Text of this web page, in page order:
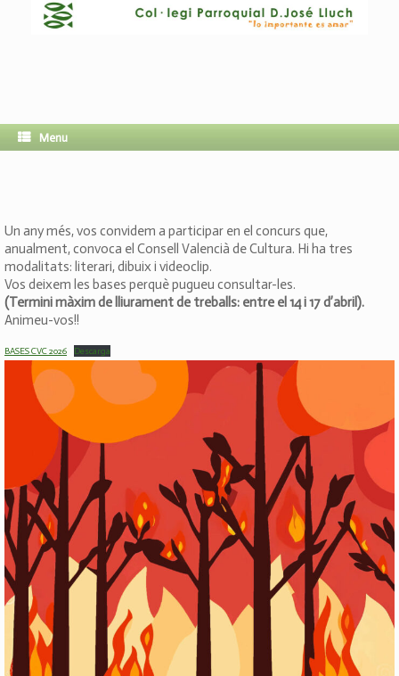
Menu
Un any més, vos convidem a participar en el concurs que,
anualment, convoca el Consell Valencià de Cultura. Hi ha tres
modalitats: literari, dibuix i videoclip.
Vos deixem les bases perquè pugueu consultar-les.
(Termini màxim de lliurament de treballs: entre el 14 i 17 d’abril).
Animeu-vos!!
BASES CVC 2026 Descarga